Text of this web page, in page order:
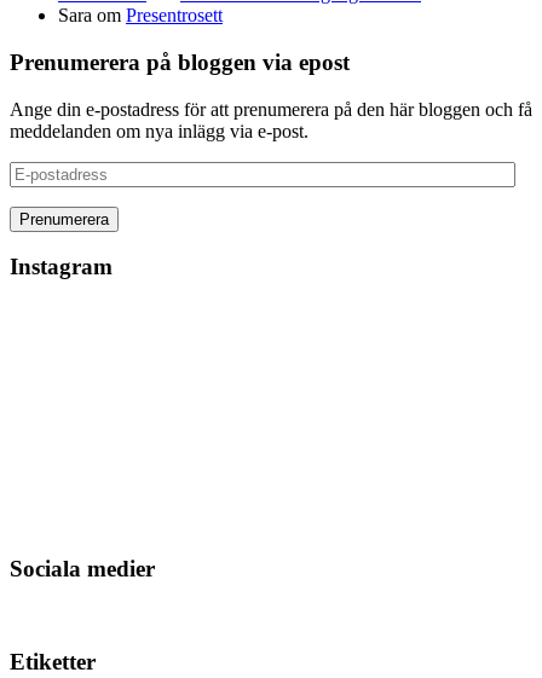
Sara om Presentrosett
Prenumerera på bloggen via epost
Ange din e-postadress för att prenumerera på den här bloggen och få
meddelanden om nya inlägg via e-post.
E-
postadress
Instagram
Sociala medier
profil
Etiketter